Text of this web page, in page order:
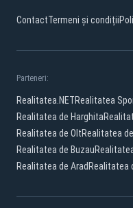
ContactTermeni și condiții
Parteneri:
Realitatea.NETRealitatea
Realitatea de Harghita
Realitatea de OltRealitatea
Realitatea de Buzau
Realitatea de Arad Realitatea